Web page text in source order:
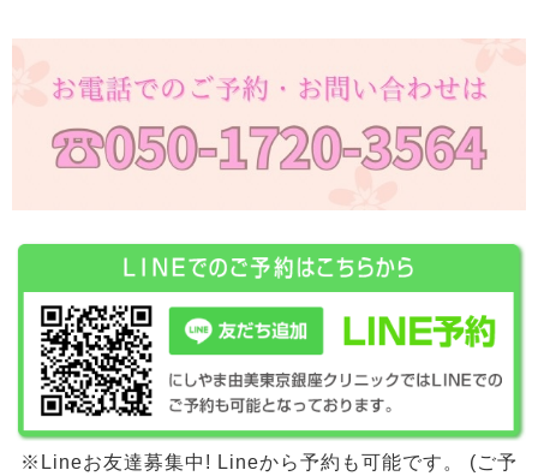
※Lineお友達募集中! Lineから予約も可能です。 (ご予